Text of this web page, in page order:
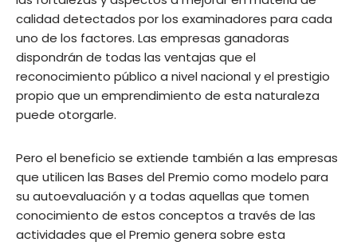
calidad detectados por los examinadores para cada
uno de los factores. Las empresas ganadoras
dispondrán de todas las ventajas que el
reconocimiento público a nivel nacional y el prestigio
propio que un emprendimiento de esta naturaleza
puede otorgarle.
Pero el beneficio se extiende también a las empresas
que utilicen las Bases del Premio como modelo para
su autoevaluación y a todas aquellas que tomen
conocimiento de estos conceptos a través de las
actividades que el Premio genera sobre esta